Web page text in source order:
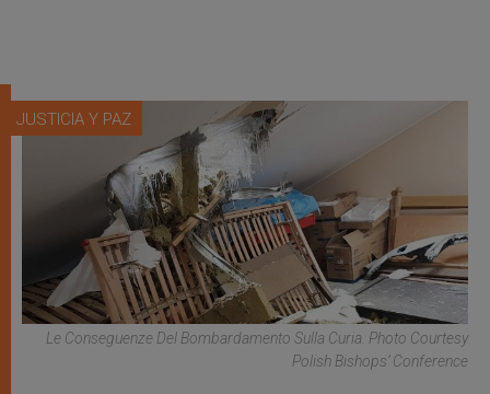
JUSTICIA Y PAZ
Le Conseguenze Del Bombardamento Sulla Curia. Photo Courtesy
Polish Bishops’ Conference